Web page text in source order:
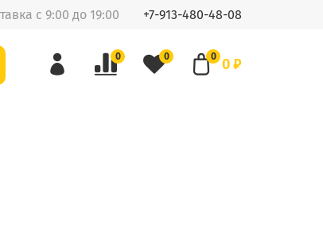
с 9:00 до 19:00 +7-913-480-48-08
0 0 0 0 ₽